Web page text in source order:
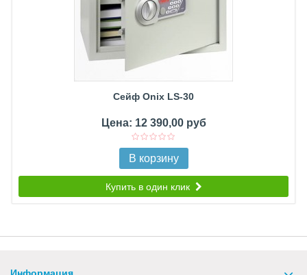
Сейф Onix LS-30
Цена: 12 390,00 руб
В корзину
Купить в один клик